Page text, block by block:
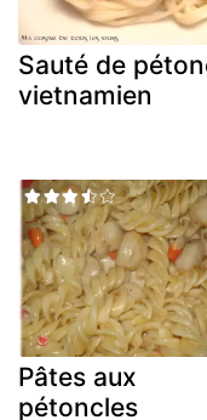
Sauté de
vietnamien
Pâtes aux
pétoncles